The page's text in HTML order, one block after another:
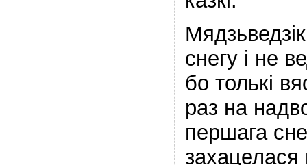
снегу і не
бо толькі
раз на
першага
захацелася